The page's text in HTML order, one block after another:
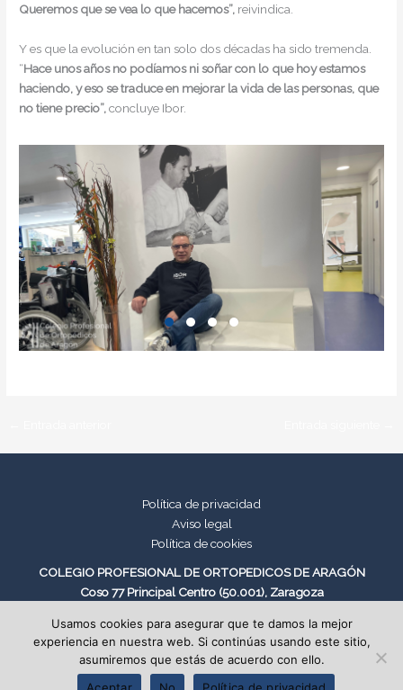
Queremos que se vea lo que hacemos”, reivindica.
Y es que la evolución en tan solo dos décadas ha sido tremenda.
“Hace unos años no podíamos ni soñar con lo que hoy estamos
haciendo, y eso se traduce en mejorar la vida de las personas, que
no tiene precio”,concluye Ibor.
Política de privacidad
Aviso legal
Política de cookies
COLEGIO PROFESIONAL DE ORTOPEDICOS DE ARAGÓN
Coso 77 Principal Centro (50.001), Zaragoza
Usamos cookies para asegurar que te damos la mejor
experiencia en nuestra web. Si continúas usando este sitio,
asumiremos que estás de acuerdo con ello.
Aceptar
No Política de privacidad